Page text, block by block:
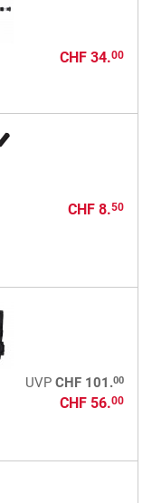
CHF 34.00
CHF 8.50
UVP CHF 101.00
CHF 56.00